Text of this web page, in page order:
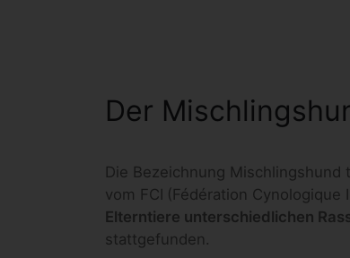
Der
Die Bezeichnung
vom FCI (Fédération Cynologique
Elterntiere unterschiedlichen
stattgefunden.